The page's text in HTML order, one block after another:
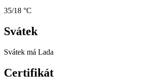
35/18 °C
Svátek
Svátek má Lada
Certifikát